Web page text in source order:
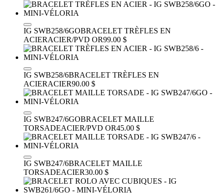
IG SWB258/6GOBRACELET TRÈFLES EN
ACIERACIER/PVD OR99.00 $
IG SWB258/6BRACELET TRÈFLES EN
ACIERACIER90.00 $
IG SWB247/6GOBRACELET MAILLE
TORSADEACIER/PVD OR45.00 $
IG SWB247/6BRACELET MAILLE
TORSADEACIER30.00 $